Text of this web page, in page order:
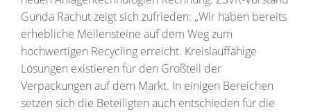
Gunda Rachut zeigt sich zufrieden: „Wir haben bereits
erhebliche Meilensteine auf dem Weg zum
hochwertigen Recycling erreicht. Kreislauffähige
Lösungen existieren für den Großteil der
Verpackungen auf dem Markt. In einigen Bereichen
setzen sich die Beteiligten auch entschieden für die